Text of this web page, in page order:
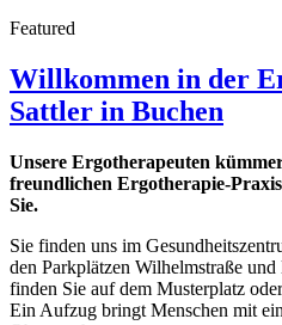
Featured
Willkommen in der
Sattler in Buchen
Unsere Ergotherapeuten
freundlichen Ergotherapie-
Sie.
Sie finden uns im
den Parkplätzen Wilhelmstraße
finden Sie auf dem Musterplatz
Ein Aufzug bringt Menschen mit